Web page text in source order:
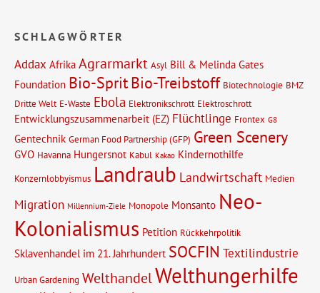
SCHLAGWÖRTER
Addax Afrika Agrarmarkt Asyl Bill & Melinda Gates
Foundation Bio-SpritBio-Treibstoff Biotechnologie BMZ
Dritte Welt E-Waste Ebola Elektronikschrott Elektroschrott
Entwicklungszusammenarbeit (EZ) Flüchtlinge Frontex G8
Gentechnik German Food Partnership (GFP) Green Scenery
GVO Havanna Hungersnot Kabul Kakao Kindernothilfe
Konzernlobbyismus Landraub Landwirtschaft Medien
Migration Millennium-Ziele Monopole Monsanto Neo-
Kolonialismus Petition Rückkehrpolitik
Sklavenhandel im 21. Jahrhundert SOCFIN Textilindustrie
Urban Gardening WelthandelWelthungerhilfe